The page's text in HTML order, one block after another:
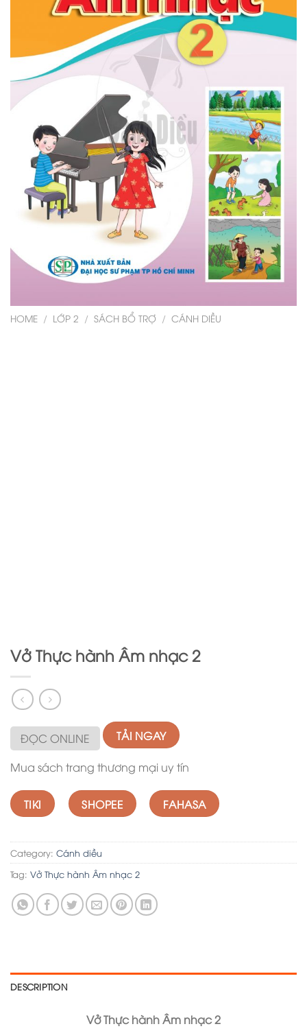
HOME / LỚP 2 / SÁCH BỔ TRỢ / CÁNH DIỀU
Vở Thực hành Âm nhạc 2
ĐỌC ONLINE TẢI NGAY
Mua sách trang thương mại uy tín
TIKI SHOPEE FAHASA
Category: Cánh diều
Tag: Vở Thực hành Âm nhạc 2
DESCRIPTION
Vở Thực hành Âm nhạc 2